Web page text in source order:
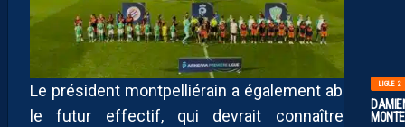
LIGUE 2
Le président montpelliérain a également abordé
le futur effectif, qui devrait connaître de